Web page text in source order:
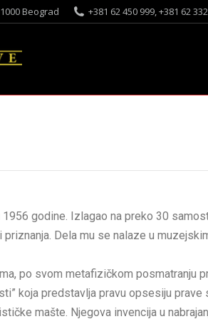
Beograd +381 62 450 999, +381 62
1956 godine. Izlagao na preko 30
Dela mu se nalaze u
po svom metafizičkom posmatranju
koja predstavlja pravu opsesiju
mašte. Njegova invencija u